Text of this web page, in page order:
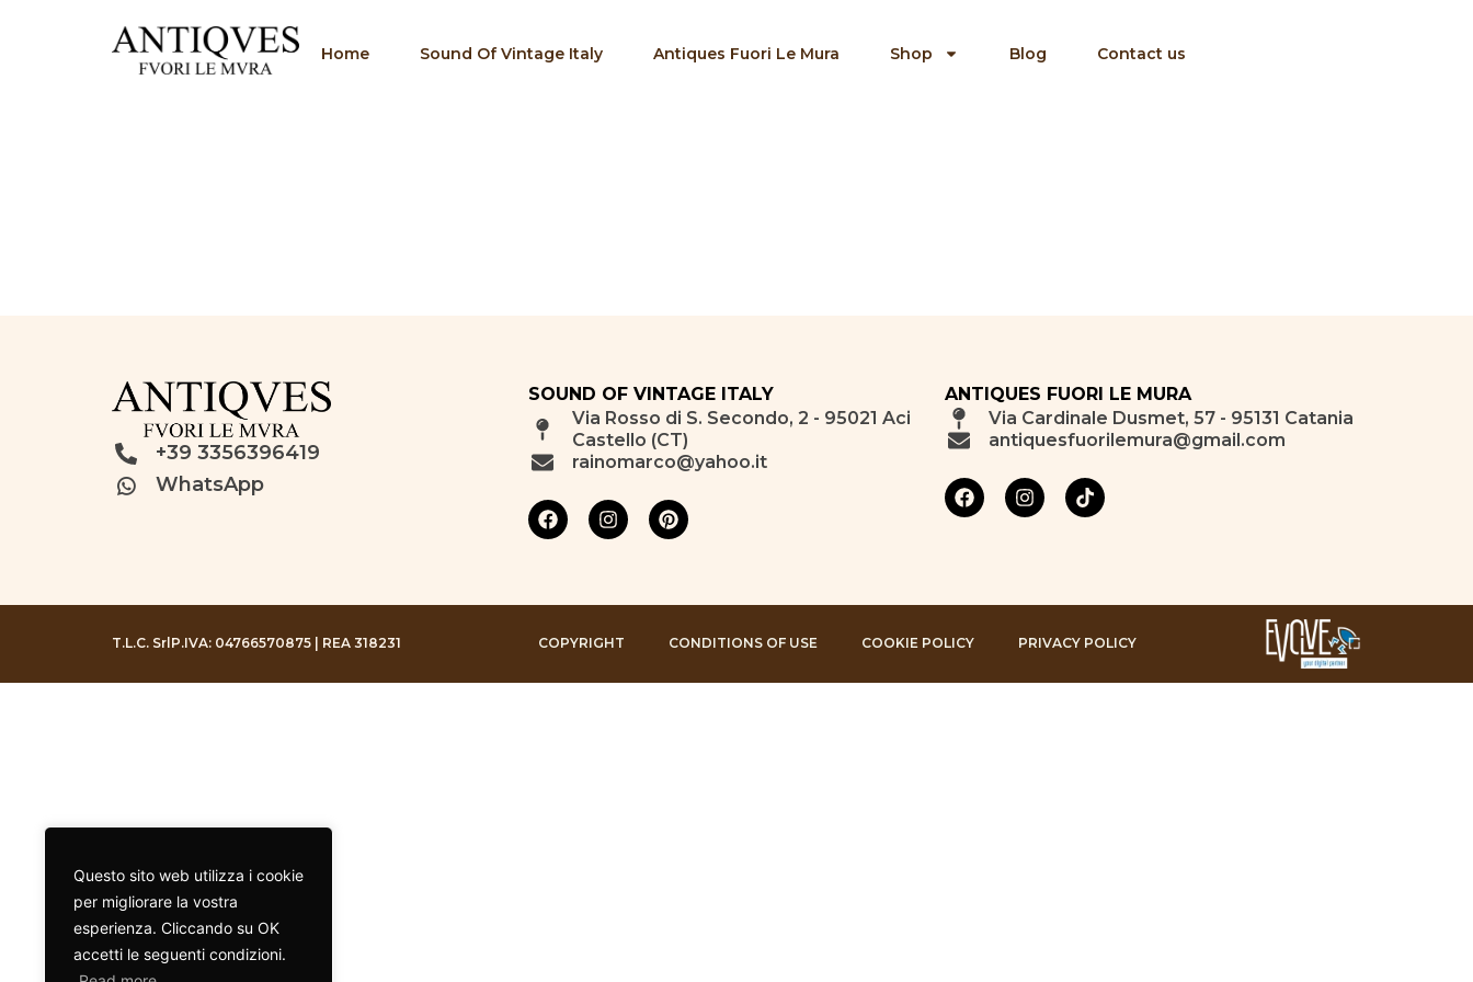
Questo sito web utilizza i cookie
per migliorare la vostra
esperienza. Cliccando su OK
accetti le seguenti condizioni.
Home Sound Of Vintage Italy Antiques Fuori Le Mura Shop Blog Contact us
+39 3356396419
WhatsApp
SOUND OF VINTAGE ITALY
Via Rosso di S. Secondo, 2 - 95021 Aci
Castello (CT)
rainomarco@yahoo.it
ANTIQUES FUORI LE MURA
Via Cardinale Dusmet, 57 - 95131 Catania
antiquesfuorilemura@gmail.com
T.L.C. Srl P.IVA: 04766570875 | REA 318231 COPYRIGHT CONDITIONS OF USE COOKIE POLICY PRIVACY POLICY